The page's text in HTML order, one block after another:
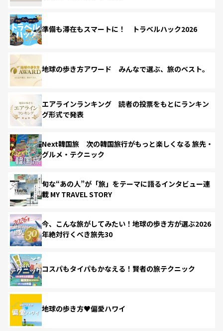
準備も滞在もスマートに！ トラベルハック2026
地球の歩き方アワード みんなで選ぶ、旅のベスト。
エアラインランキング 読者の投票をもとにランキン
グ形式で発表
Next韓国旅 次の韓国旅行がもっと楽しくなる 旅先・
グルメ・テクニック
旬な“あの人”が「旅」をテーマに語るインタビュー連
載 MY TRAVEL STORY
今、こんな旅がしてみたい！地球の歩き方が選ぶ2026
年絶対行くべき旅先30
コスパもタイパもかなえる！賢者の旅テクニック
地球の歩き方♥偏愛ハワイ